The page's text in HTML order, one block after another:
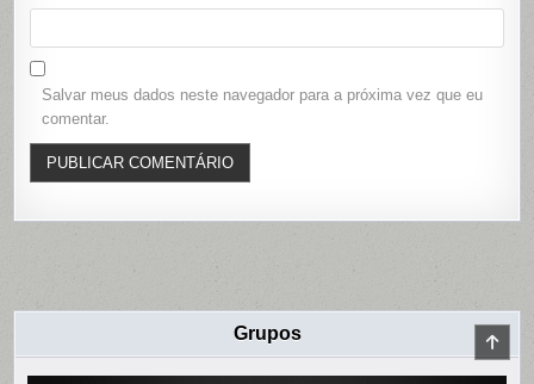
Salvar meus dados neste navegador para a próxima vez que eu
comentar.
Grupos
TO
TOP